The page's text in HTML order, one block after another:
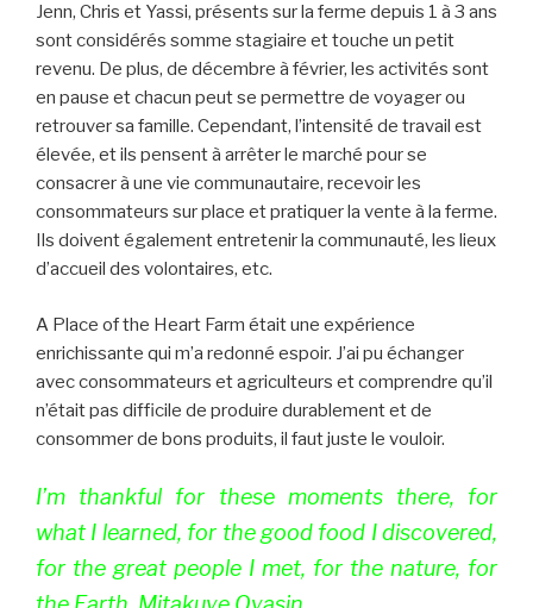
Jenn, Chris et Yassi, présents sur la ferme depuis 1 à 3 ans
sont considérés somme stagiaire et touche un petit
revenu. De plus, de décembre à février, les activités sont
en pause et chacun peut se permettre de voyager ou
retrouver sa famille. Cependant, l’intensité de travail est
élevée, et ils pensent à arrêter le marché pour se
consacrer à une vie communautaire, recevoir les
consommateurs sur place et pratiquer la vente à la ferme.
Ils doivent également entretenir la communauté, les lieux
d’accueil des volontaires, etc.
A Place of the Heart Farm était une expérience
enrichissante qui m’a redonné espoir. J’ai pu échanger
avec consommateurs et agriculteurs et comprendre qu’il
n’était pas difficile de produire durablement et de
consommer de bons produits, il faut juste le vouloir.
I’m thankful for these moments there, for
what I learned, for the good food I discovered,
for the great people I met, for the nature, for